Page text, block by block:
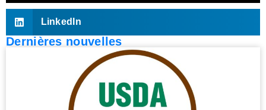
LinkedIn
Dernières nouvelles